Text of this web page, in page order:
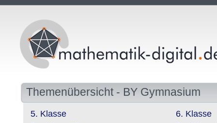
Themenübersicht - BY Gymnasium
5. Klasse 6. Klasse